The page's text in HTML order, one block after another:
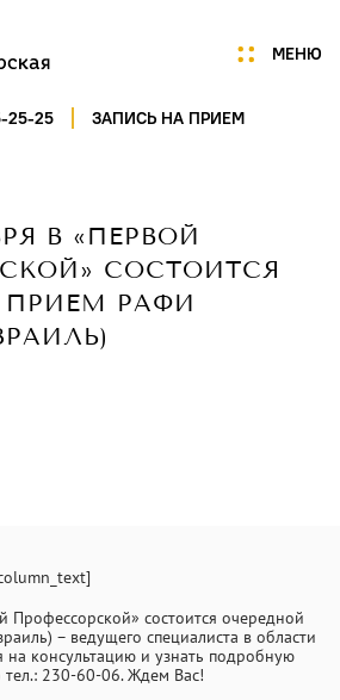
МЕНЮ
25-25 ЗАПИСЬ НА ПРИЕМ
доверяют
В «ПЕРВОЙ
СОСТОИТСЯ
РАФИ
Профессорской» состоится очередной
– ведущего специалиста в области
на консультацию и узнать подробную
230-60-06. Ждем Вас!